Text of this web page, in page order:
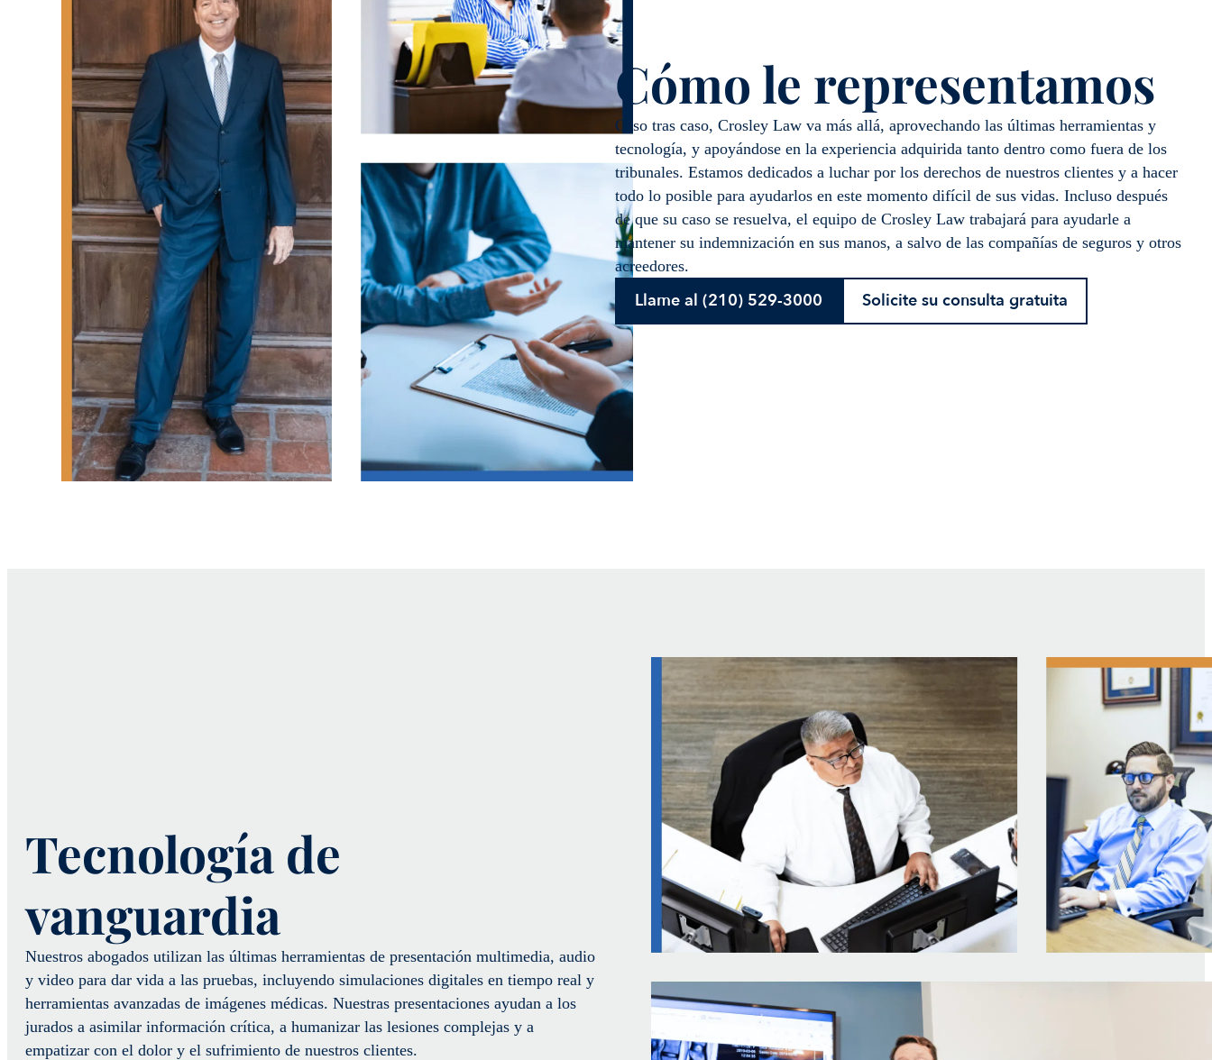
Cómo le representamos
Caso tras caso, Crosley Law va más allá, aprovechando las últimas herramientas y
tecnología, y apoyándose en la experiencia adquirida tanto dentro como fuera de los
tribunales. Estamos dedicados a luchar por los derechos de nuestros clientes y a hacer
todo lo posible para ayudarlos en este momento difícil de sus vidas. Incluso después
de que su caso se resuelva, el equipo de Crosley Law trabajará para ayudarle a
mantener su indemnización en sus manos, a salvo de las compañías de seguros y otros
acreedores.
Llame al (210) 529-3000 Solicite su consulta gratuita
Tecnología de
vanguardia
Nuestros abogados utilizan las últimas herramientas de presentación multimedia, audio
y video para dar vida a las pruebas, incluyendo simulaciones digitales en tiempo real y
herramientas avanzadas de imágenes médicas. Nuestras presentaciones ayudan a los
jurados a asimilar información crítica, a humanizar las lesiones complejas y a
empatizar con el dolor y el sufrimiento de nuestros clientes.